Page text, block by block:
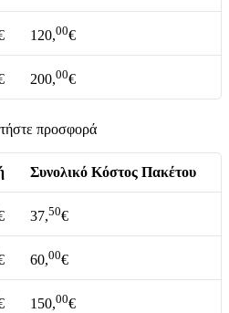
120,00€
200,00€
προσφορά
Συνολικό Κόστος Πακέτου
37,50€
60,00€
150,00€